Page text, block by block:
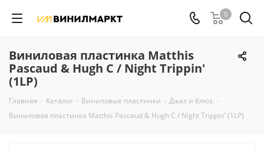
0
Виниловая пластинка Matthis
Pascaud & Hugh C / Night Trippin'
(1LP)
Главная - Каталог - Виниловые пластинки - Джаз и блюз. -
Виниловая пластинка Matthis Pascaud & Hugh C / Night Trippin' (1LP)